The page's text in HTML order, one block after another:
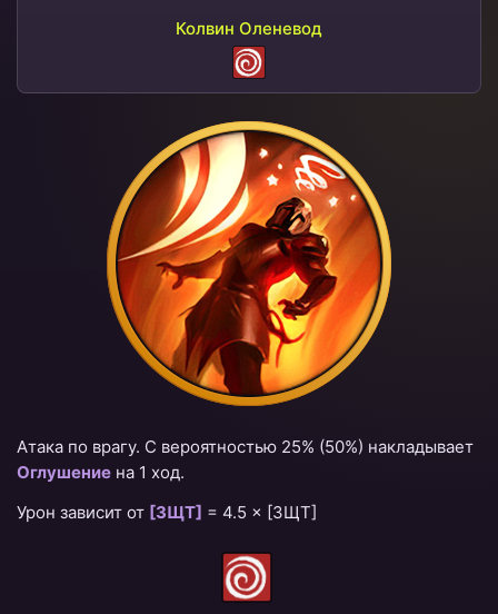
Колвин Оленевод
Атака по врагу. С вероятностью 25% (50%) накладывает
Оглушение на 1 ход.
Урон зависит от [ЗЩТ] = 4.5 × [ЗЩТ]